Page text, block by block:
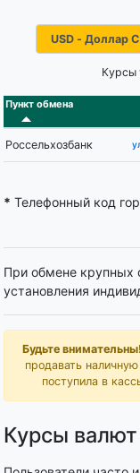
Курсы
Пункт обмена
Россельхозбанк
* Телефонный код
При обмене крупных
установления
Будьте внимательны!
продавать
поступила в
Курсы